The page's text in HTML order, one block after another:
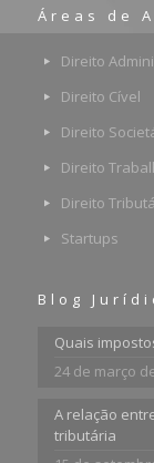
Áreas de
Direito
Direito Cível
Direito
Direito
Direito
Startups
Blog
Quais
24 de março
A relação
tributária